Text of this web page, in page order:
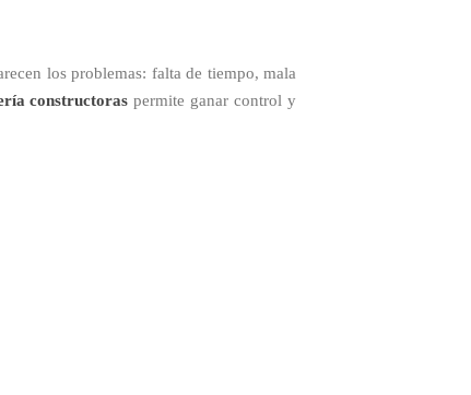
los problemas: falta de tiempo, mala
constructoras permite ganar control y